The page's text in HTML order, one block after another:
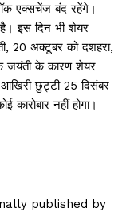
एक्सचेंज बंद रहेंगे।
है। इस दिन भी शेयर
20 अक्टूबर को दशहरा,
जयंती के कारण शेयर
छुट्टी 25 दिसंबर
नहीं होगा।
published by